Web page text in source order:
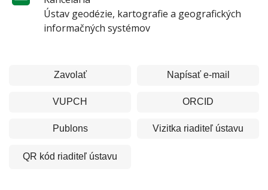
Ústav geodézie, kartografie a geografických
informačných systémov
Zavolať Napísať e-mail
VUPCH ORCID
Publons Vizitka riaditeľ ústavu
QR kód riaditeľ ústavu